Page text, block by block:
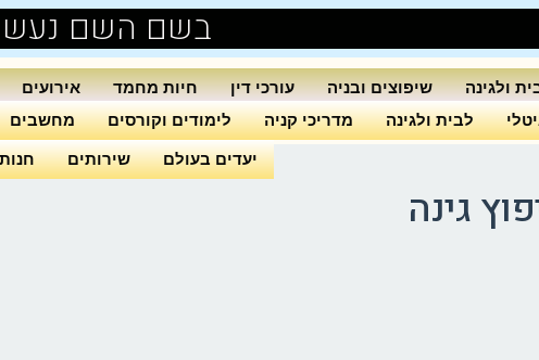
בשם השם
ולגינה שיפוצים ובניה עורכי דין חיות מחמד אירועים
לבית ולגינה מדריכי קניה לימודים וקורסים מחשבים
יעדים בעולם שירותים חנות
גינה